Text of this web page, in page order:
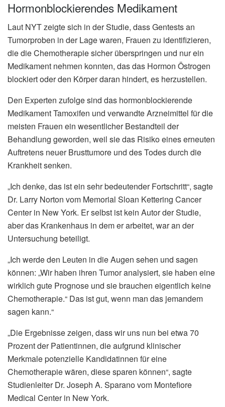
Hormonblockierendes Medikament
Laut NYT zeigte sich in der Studie, dass Gentests an
Tumorproben in der Lage waren, Frauen zu identifizieren,
die die Chemotherapie sicher überspringen und nur ein
Medikament nehmen konnten, das das Hormon Östrogen
blockiert oder den Körper daran hindert, es herzustellen.
Den Experten zufolge sind das hormonblockierende
Medikament Tamoxifen und verwandte Arzneimittel für die
meisten Frauen ein wesentlicher Bestandteil der
Behandlung geworden, weil sie das Risiko eines erneuten
Auftretens neuer Brusttumore und des Todes durch die
Krankheit senken.
„Ich denke, das ist ein sehr bedeutender Fortschritt“, sagte
Dr. Larry Norton vom Memorial Sloan Kettering Cancer
Center in New York. Er selbst ist kein Autor der Studie,
aber das Krankenhaus in dem er arbeitet, war an der
Untersuchung beteiligt.
„Ich werde den Leuten in die Augen sehen und sagen
können: „Wir haben ihren Tumor analysiert, sie haben eine
wirklich gute Prognose und sie brauchen eigentlich keine
Chemotherapie.“ Das ist gut, wenn man das jemandem
sagen kann.“
„Die Ergebnisse zeigen, dass wir uns nun bei etwa 70
Prozent der Patientinnen, die aufgrund klinischer
Merkmale potenzielle Kandidatinnen für eine
Chemotherapie wären, diese sparen können“, sagte
Studienleiter Dr. Joseph A. Sparano vom Montefiore
Medical Center in New York.